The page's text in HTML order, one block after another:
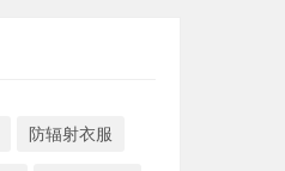
防辐射衣服